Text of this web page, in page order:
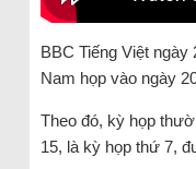
BBC Tiếng Việt ngày
Nam họp vào ngày
Theo đó, kỳ họp
15, là kỳ họp thứ 7,